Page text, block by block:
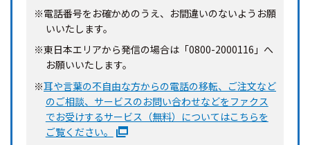
※電話番号をお確かめのうえ、お間違いのないようお願
いいたします。
※東日本エリアから発信の場合は「0800-2000116」へ
お願いいたします。
※耳や言葉の不自由な方からの電話の移転、ご注文など
のご相談、サービスのお問い合わせなどをファクス
でお受けするサービス（無料）についてはこちらを
ご覧ください。